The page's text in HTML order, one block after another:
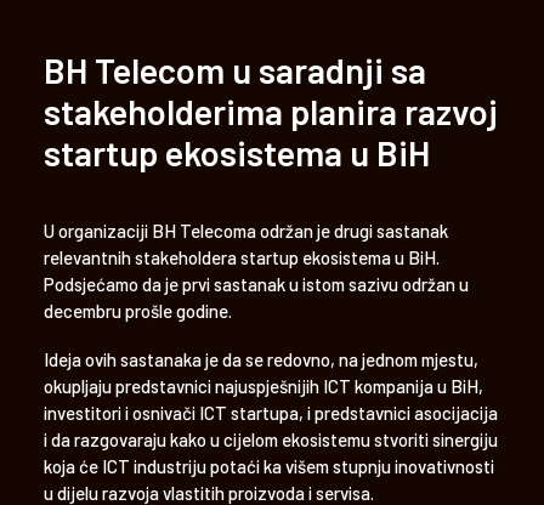
BH Telecom u saradnji sa
stakeholderima planira razvoj
startup ekosistema u BiH
U organizaciji BH Telecoma održan je drugi sastanak
relevantnih stakeholdera startup ekosistema u BiH.
Podsjećamo da je prvi sastanak u istom sazivu održan u
decembru prošle godine.
Ideja ovih sastanaka je da se redovno, na jednom mjestu,
okupljaju predstavnici najuspješnijih ICT kompanija u BiH,
investitori i osnivači ICT startupa, i predstavnici asocijacija
i da razgovaraju kako u cijelom ekosistemu stvoriti sinergiju
koja će ICT industriju potaći ka višem stupnju inovativnosti
u dijelu razvoja vlastitih proizvoda i servisa.